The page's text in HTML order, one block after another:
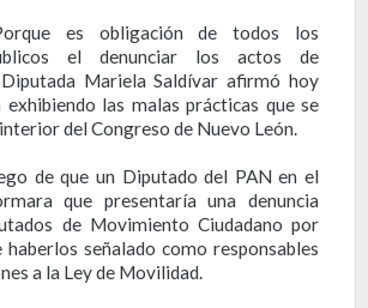
es obligación de todos los
el denunciar los actos de
Mariela Saldívar afirmó hoy
exhibiendo las malas prácticas que se
del Congreso de Nuevo León.
de que un Diputado del PAN en el
que presentaría una denuncia
de Movimiento Ciudadano por
haberlos señalado como responsables
a la Ley de Movilidad.